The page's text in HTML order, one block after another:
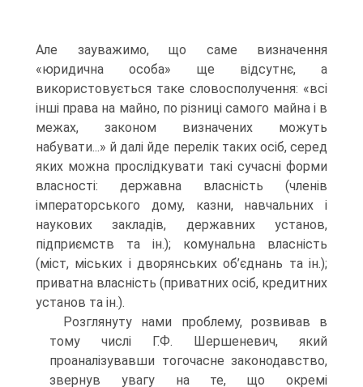
Але зауважимо, що саме визначення
«юридична особа» ще відсутнє, а
використовується таке словосполучення: «всі
інші права на майно, по різниці самого майна і в
межах, законом визначених можуть
набувати...» й далі йде перелік таких осіб, серед
яких можна прослідкувати такі сучасні форми
власності: державна власність (членів
імператорського дому, казни, навчальних і
наукових закладів, державних установ,
підприємств та ін.); комунальна власність
(міст, міських і дворянських об’єднань та ін.);
приватна власність (приватних осіб, кредитних
установ та ін.).
Розглянуту нами проблему, розвивав в
тому числі Г.Ф. Шершеневич, який
проаналізувавши тогочасне законодавство,
звернув увагу на те, що окремі